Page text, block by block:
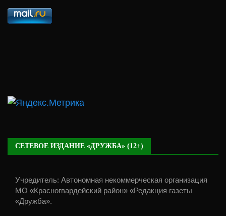
СЕТЕВОЕ ИЗДАНИЕ «ДРУЖБА» (12+)
Учредитель: Автономная некоммерческая организация
МО «Красногвардейский район» «Редакция газеты
«Дружба».